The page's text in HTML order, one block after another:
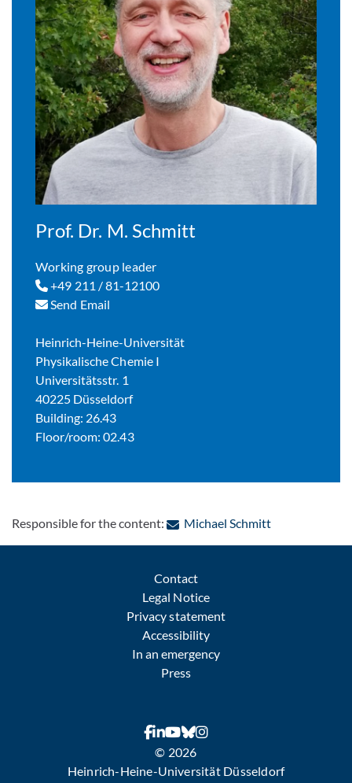
Prof. Dr. M. Schmitt
Working group leader
+49 211 / 81-12100
Send Email
Heinrich-Heine-Universität
Physikalische Chemie I
Universitätsstr. 1
40225 Düsseldorf
Building: 26.43
Floor/room: 02.43
Responsible for the content: Michael Schmitt: Contact by
Contact
Legal Notice
Privacy statement
Accessibility
In an emergency
Press
© 2026
Heinrich-Heine-Universität Düsseldorf